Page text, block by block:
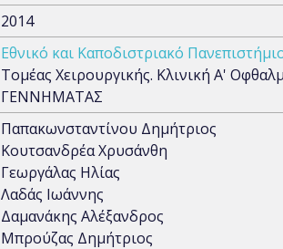
2014
Εθνικό και Καποδιστριακό
Τομέας Χειρουργικής. Κλινική Α'
ΓΕΝΝΗΜΑΤΑΣ
Παπακωνσταντίνου Δημήτριος
Κουτσανδρέα Χρυσάνθη
Γεωργάλας Ηλίας
Λαδάς Ιωάννης
Δαμανάκης Αλέξανδρος
Μπρούζας Δημήτριος